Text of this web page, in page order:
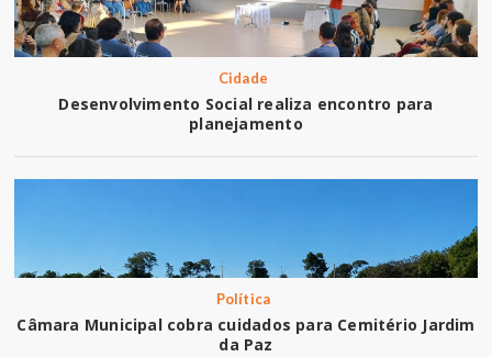
Cidade
Desenvolvimento Social realiza encontro para
planejamento
Política
Câmara Municipal cobra cuidados para Cemitério Jardim
da Paz